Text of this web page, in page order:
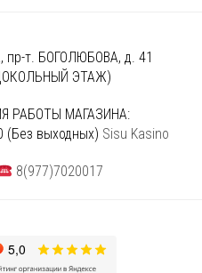
пр-т. БОГОЛЮБОВА, д. 41
ЭТАЖ)
РАБОТЫ МАГАЗИНА:
(Без выходных) Sisu Kasino
8(977)7020017